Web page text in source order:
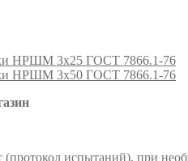
НРШМ 3х25 ГОСТ 7866.1-76
НРШМ 3х50 ГОСТ 7866.1-76
испытаний), при